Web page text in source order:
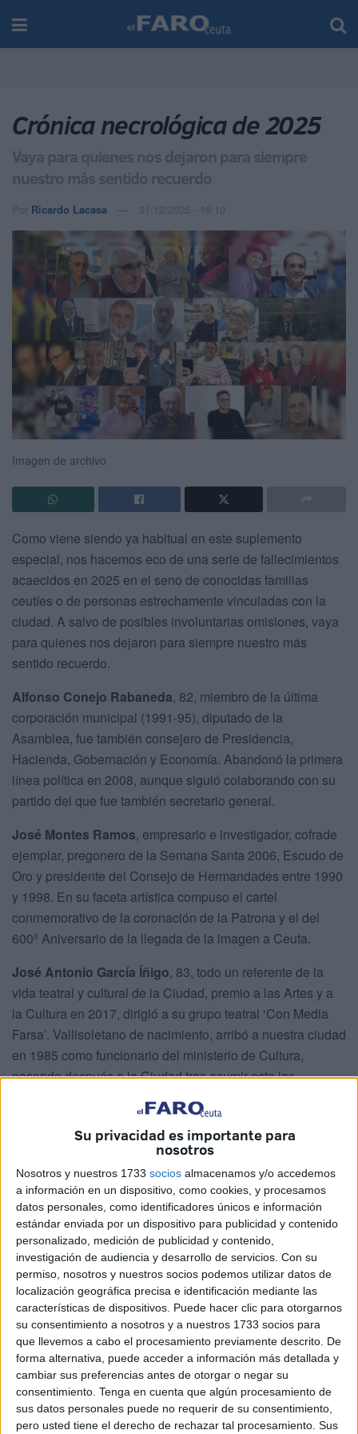
Su privacidad es importante para
nosotros
Nosotros y nuestros 1733 socios almacenamos y/o accedemos
a información en un dispositivo, como cookies, y procesamos
datos personales, como identificadores únicos e información
estándar enviada por un dispositivo para publicidad y contenido
personalizado, medición de publicidad y contenido,
investigación de audiencia y desarrollo de servicios. Con su
permiso, nosotros y nuestros socios podemos utilizar datos de
localización geográfica precisa e identificación mediante las
características de dispositivos. Puede hacer clic para otorgarnos
su consentimiento a nosotros y a nuestros 1733 socios para
que llevemos a cabo el procesamiento previamente descrito. De
forma alternativa, puede acceder a información más detallada y
cambiar sus preferencias antes de otorgar o negar su
consentimiento. Tenga en cuenta que algún procesamiento de
sus datos personales puede no requerir de su consentimiento,
pero usted tiene el derecho de rechazar tal procesamiento. Sus
Crónica necrológica de 2025
Vaya para quienes nos dejaron para siempre
nuestro más sentido recuerdo
Por Ricardo Lacasa 31/12/2025 - 19:10
Imagen de archivo
Como viene siendo ya habitual en este suplemento
especial, nos hacemos eco de una serie de fallecimientos
acaecidos en 2025 en el seno de conocidas familias
ceutíes o de personas estrechamente vinculadas con la
ciudad. A salvo de posibles involuntarias omisiones, vaya
para quienes nos dejaron para siempre nuestro más
sentido recuerdo.
Alfonso Conejo Rabaneda, 82, miembro de la última
corporación municipal (1991-95), diputado de la
Asamblea, fue también consejero de Presidencia,
Hacienda, Gobernación y Economía. Abandonó la primera
línea política en 2008, aunque siguió colaborando con su
partido del que fue también secretario general.
José Montes Ramos, empresario e investigador, cofrade
ejemplar, pregonero de la Semana Santa 2006, Escudo de
Oro y presidente del Consejo de Hermandades entre 1990
y 1998. En su faceta artística compuso el cartel
conmemorativo de la coronación de la Patrona y el del
600º Aniversario de la llegada de la imagen a Ceuta.
José Antonio García Íñigo, 83, todo un referente de la
vida teatral y cultural de la Ciudad, premio a las Artes y a
la Cultura en 2017, dirigió a su grupo teatral ‘Con Media
Farsa’. Vallisoletano de nacimiento, arribó a nuestra ciudad
en 1985 como funcionario del ministerio de Cultura,
pasando después a la Ciudad tras asumir esta las
Luis Weil Alcaraz,uno de los grandes impulsores del
tejido industrial ceutí, especialmente con la firma de su
mismo apellido como la empresa de gaseosas, sifones y
los refrescos Kist, además de la también desaparecida
fábrica de cerveza África Star.
Mercedes Medina, diputada de la Asamblea (1995 – 99),
Premio María de Eza 2019 y activa representante de
CERMI Ceuta y de la asociación ALCER.
José Manuel Ávila Rivera, diputado de la Asamblea
(2014 – 2019), funcionario médico del IMSERSO, tuvo
también su consulta privada en Hadú. Miembro del I.E.C.,
colaborador de este diario y gran promotor de la pesca
submarina local, recientemente había perdido a su madre
y a su mujer.